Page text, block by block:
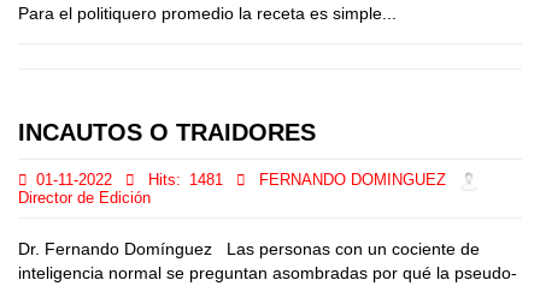
Para el politiquero promedio la receta es simple...
INCAUTOS O TRAIDORES
01-11-2022 Hits: 1481
FERNANDO DOMINGUEZ
Director de Edición
Dr. Fernando Domínguez Las personas con un cociente de
inteligencia normal se preguntan asombradas por qué la pseudo-